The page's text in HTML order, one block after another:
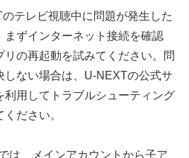
テレビ視聴中に問題が発生した
まずインターネット接続を確認
リの再起動を試みてください。問
しない場合は、U-NEXTの公式サ
利用してトラブルシューティング
ください。
は、メインアカウントから子ア